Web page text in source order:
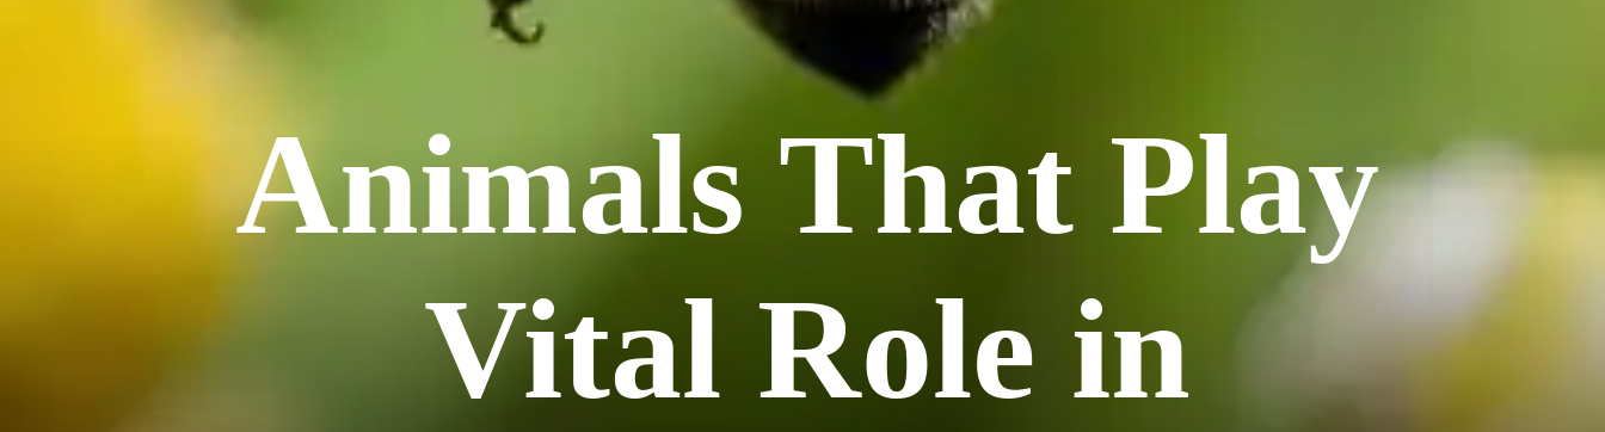
Animals That Play
Vital Role in